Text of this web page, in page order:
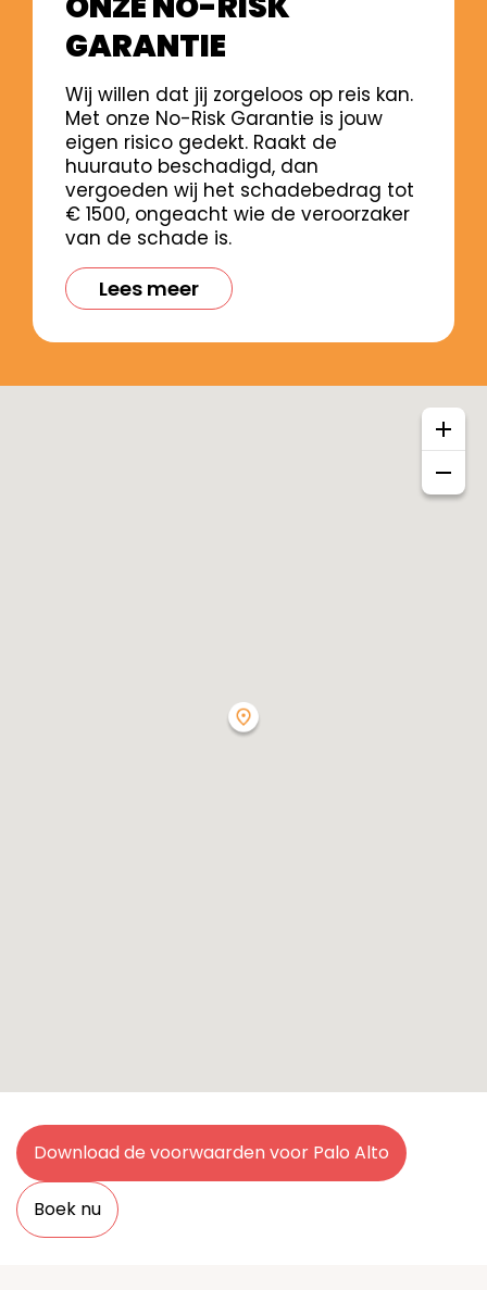
GARANTIE
Wij willen dat jij zorgeloos op reis kan.
Met onze No-Risk Garantie is jouw
eigen risico gedekt. Raakt de
huurauto beschadigd, dan
vergoeden wij het schadebedrag tot
€ 1500, ongeacht wie de veroorzaker
van de schade is.
Lees meer
Download de voorwaarden voor Palo Alto
Boek nu